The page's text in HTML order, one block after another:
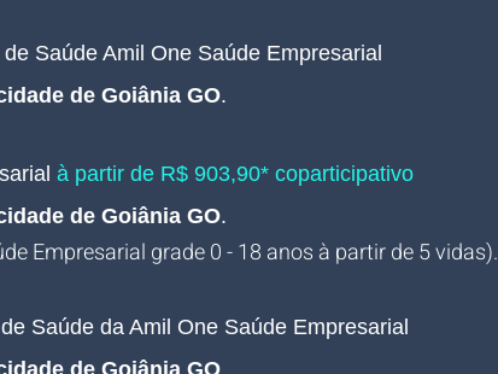
Saúde Amil One Saúde Empresarial
de Goiânia GO.
à partir de R$ 903,90* coparticipativo
de Goiânia GO.
Empresarial grade 0 - 18 anos à partir de 5 vidas).
Saúde da Amil One Saúde Empresarial
de Goiânia GO